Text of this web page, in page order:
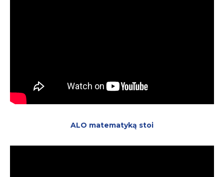
ALO matematyką stoi